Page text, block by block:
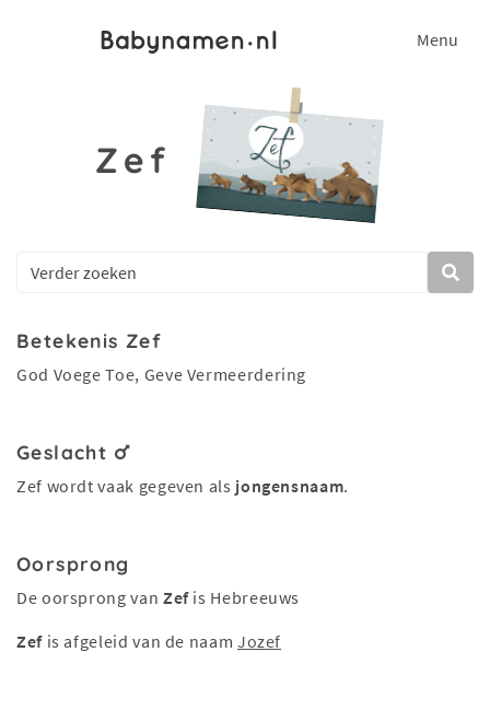
Menu
Zef
Betekenis Zef
God Voege Toe, Geve Vermeerdering
Geslacht
Zef wordt vaak gegeven als jongensnaam.
Oorsprong
De oorsprong van Zefis Hebreeuws
Zefis afgeleid van de naam Jozef